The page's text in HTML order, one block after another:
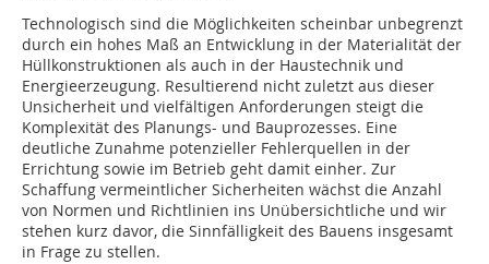
Technologisch sind die Möglichkeiten scheinbar unbegrenzt
durch ein hohes Maß an Entwicklung in der Materialität der
Hüllkonstruktionen als auch in der Haustechnik und
Energieerzeugung. Resultierend nicht zuletzt aus dieser
Unsicherheit und vielfältigen Anforderungen steigt die
Komplexität des Planungs- und Bauprozesses. Eine
deutliche Zunahme potenzieller Fehlerquellen in der
Errichtung sowie im Betrieb geht damit einher. Zur
Schaffung vermeintlicher Sicherheiten wächst die Anzahl
von Normen und Richtlinien ins Unübersichtliche und wir
stehen kurz davor, die Sinnfälligkeit des Bauens insgesamt
in Frage zu stellen.